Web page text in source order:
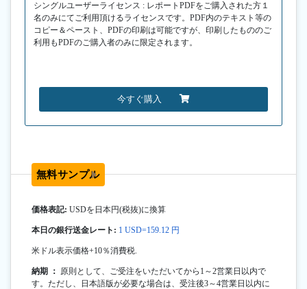
シングルユーザーライセンス : レポートPDFをご購入された方１
名のみにてご利用頂けるライセンスです。PDF内のテキスト等の
コピー＆ペースト、PDFの印刷は可能ですが、印刷したもののご
利用もPDFのご購入者のみに限定されます。
今すぐ購入
無料サンプル
価格表記: USDを日本円(税抜)に換算
本日の銀行送金レート: 1 USD=159.12 円
米ドル表示価格+10％消費税.
納期 ： 原則として、ご受注をいただいてから1～2営業日以内で
す。ただし、日本語版が必要な場合は、受注後3～4営業日以内に